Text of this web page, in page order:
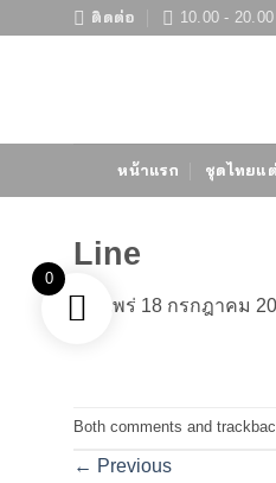
ติดต่อ 10.00 - 20.00
หน้าแรก ชุดไทยแ
Line
เผยแพร่ 18 กรกฎาคม
Both comments and
← Previous
0